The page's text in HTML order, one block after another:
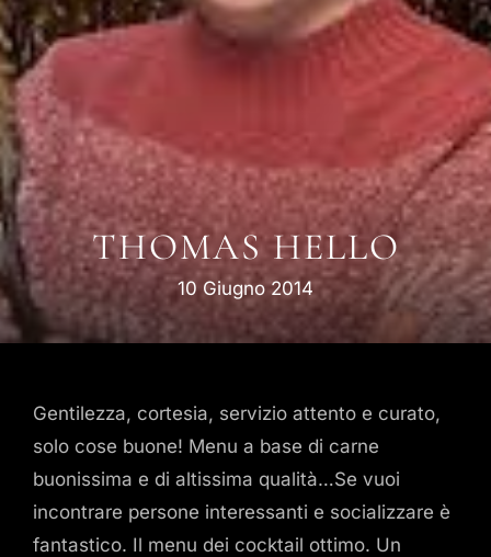
THOMAS HELLO
10 Giugno 2014
Gentilezza, cortesia, servizio attento e curato,
solo cose buone! Menu a base di carne
buonissima e di altissima qualità…Se vuoi
incontrare persone interessanti e socializzare è
fantastico. Il menu dei cocktail ottimo. Un